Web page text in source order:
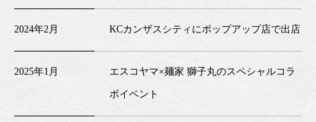
2024年2月 KCカンザスシティにポップアップ店で出店
2025年1月 エスコヤマ×麺家 獅子丸のスペシャルコラ
ボイベント